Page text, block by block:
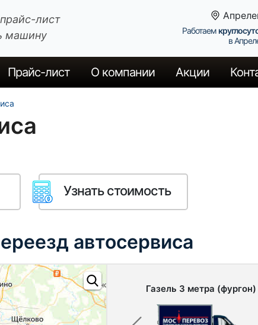
лист
машину
Работаем
в
Прайс-лист О компании Акции
Узнать стоимость
автосервиса
Газель 3 метра (фургон)